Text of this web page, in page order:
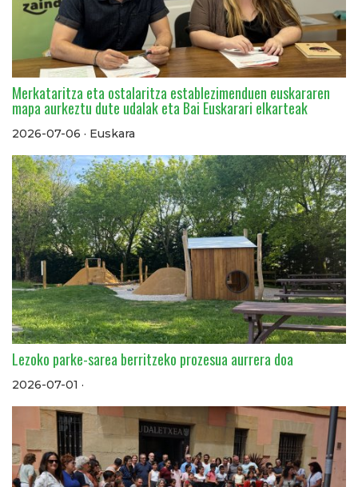
Merkataritza eta ostalaritza establezimenduen euskararen
mapa aurkeztu dute udalak eta Bai Euskarari elkarteak
2026-07-06 · Euskara
Lezoko parke-sarea berritzeko prozesua aurrera doa
2026-07-01 ·